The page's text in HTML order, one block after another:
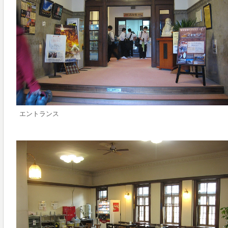
エントランス